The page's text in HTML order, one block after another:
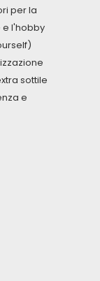
per la
e l'hobby
sottile
e